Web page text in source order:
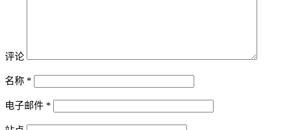
评论
名称 *
电子邮件 *